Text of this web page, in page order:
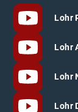
Lohr
Lohr
Lohr
Lohr